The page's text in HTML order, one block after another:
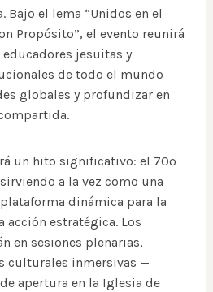
Bajo el lema “Unidos en el
Propósito”, el evento reunirá
jesuitas y
de todo el mundo
globales y profundizar en
un hito significativo: el 70º
a la vez como una
dinámica para la
acción estratégica. Los
en sesiones plenarias,
culturales inmersivas —
apertura en la Iglesia de